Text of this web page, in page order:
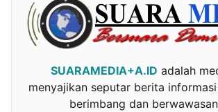
SUARAMEDIA+A.ID adalah
menyajikan seputar berita
berimbang dan